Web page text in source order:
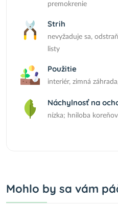
premokrenie
Strih
nevyžaduje sa,
listy
Použitie
interiér, zimná
Náchylnosť na
nízka; hniloba
Mohlo by sa vám